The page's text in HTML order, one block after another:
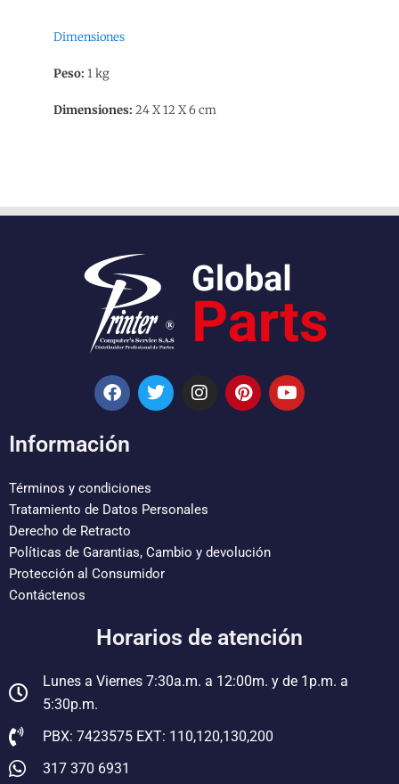
Dimensiones
Peso: 1 kg
Dimensiones: 24 X 12 X 6 cm
F
a
e
b
o
k
T
w
I
n
a
P
i
Y
o
Información
Términos y condiciones
Tratamiento de Datos Personales
Derecho de Retracto
Políticas de Garantias, Cambio y devolución
Protección al Consumidor
Contáctenos
Horarios de atención
Lunes a Viernes 7:30a.m. a 12:00m. y de 1p.m. a
5:30p.m.
PBX: 7423575 EXT: 110,120,130,200
317 370 6931